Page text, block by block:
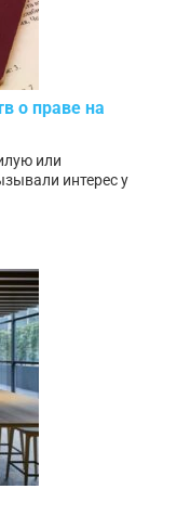
о праве на
или
интерес у